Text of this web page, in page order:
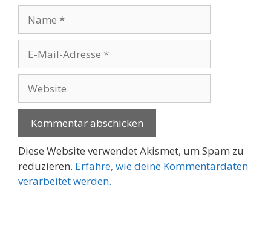
Mail-
Adresse
Diese Website verwendet Akismet, um Spam zu
reduzieren. Erfahre, wie deine Kommentardaten
verarbeitet werden.